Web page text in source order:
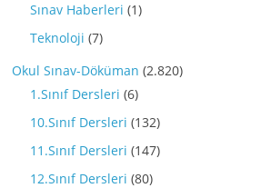
Sınav Haberleri (1)
Teknoloji (7)
Okul Sınav-Döküman (2.820)
1.Sınıf Dersleri (6)
10.Sınıf Dersleri (132)
11.Sınıf Dersleri (147)
12.Sınıf Dersleri (80)